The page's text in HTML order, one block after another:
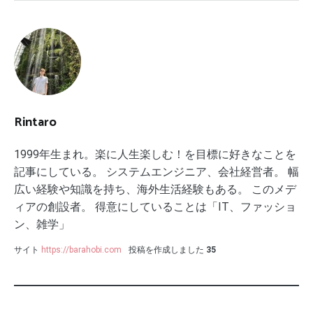
Rintaro
1999年生まれ。楽に人生楽しむ！を目標に好きなことを
記事にしている。 システムエンジニア、会社経営者。 幅
広い経験や知識を持ち、海外生活経験もある。 このメデ
ィアの創設者。 得意にしていることは「IT、ファッショ
ン、雑学」
サイト https://barahobi.com 投稿を作成しました 35